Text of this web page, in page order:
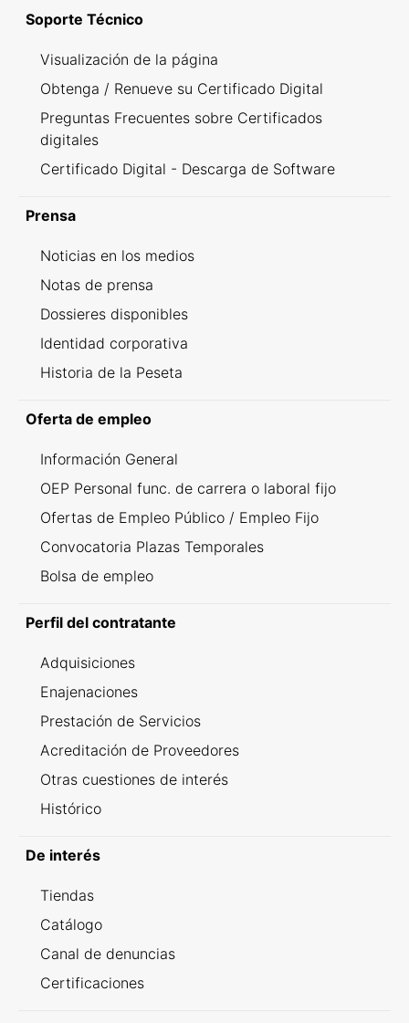
Soporte Técnico
Visualización de la página
Obtenga / Renueve su Certificado Digital
Preguntas Frecuentes sobre Certificados
digitales
Certificado Digital - Descarga de Software
Prensa
Noticias en los medios
Notas de prensa
Dossieres disponibles
Identidad corporativa
Historia de la Peseta
Oferta de empleo
Información General
OEP Personal func. de carrera o laboral fijo
Ofertas de Empleo Público / Empleo Fijo
Convocatoria Plazas Temporales
Bolsa de empleo
Perfil del contratante
Adquisiciones
Enajenaciones
Prestación de Servicios
Acreditación de Proveedores
Otras cuestiones de interés
Histórico
De interés
Tiendas
Catálogo
Canal de denuncias
Certificaciones